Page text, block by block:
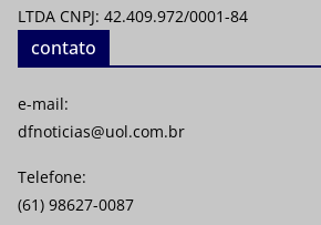
LTDA CNPJ: 42.409.972/0001-84
contato
e-mail:
dfnoticias@uol.com.br
Telefone:
(61) 98627-0087